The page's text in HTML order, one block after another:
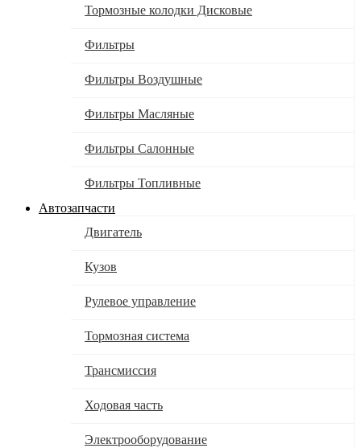
Тормозные колодки Дисковые
Фильтры
Фильтры Воздушные
Фильтры Масляные
Фильтры Салонные
Фильтры Топливные
Автозапчасти
Двигатель
Кузов
Рулевое управление
Тормозная система
Трансмиссия
Ходовая часть
Электрооборудование